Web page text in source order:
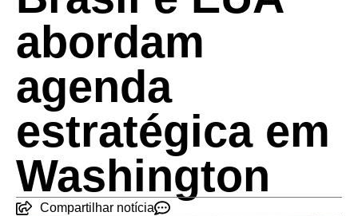
abordam
agenda
estratégica em
Washington
Compartilhar notícia